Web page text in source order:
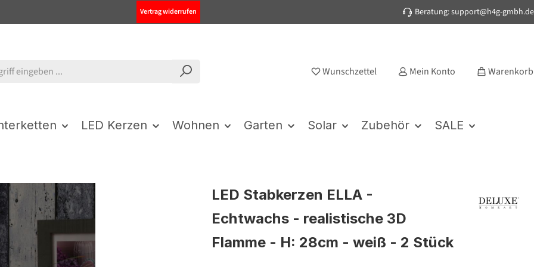
Vertrag widerrufen Beratung: support@h4g-gmbh.de
Wunschzettel Mein Konto Warenkorb
LED Kerzen Wohnen Garten Solar Zubehör SALE
LED Stabkerzen ELLA -
Echtwachs - realistische 3D
Flamme - H: 28cm - weiß - 2 Stück